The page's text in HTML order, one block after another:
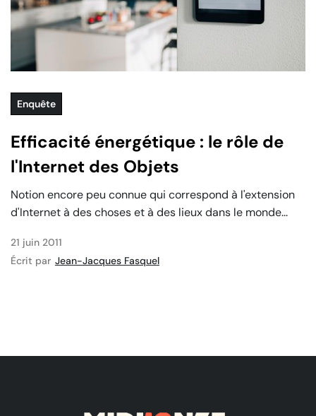
Enquête
Efficacité énergétique : le rôle de
l'Internet des Objets
Notion encore peu connue qui correspond à l'extension
d'Internet à des choses et à des lieux dans le monde...
21 juin 2011
Écrit par Jean-Jacques Fasquel